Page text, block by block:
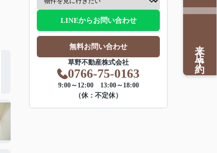
LINEからお問い合わせ
無料お問い合わせ
草野不動産株式会社
0766-75-0163
9:00～12:00 13:00～18:00
（休：不定休）
来店予約